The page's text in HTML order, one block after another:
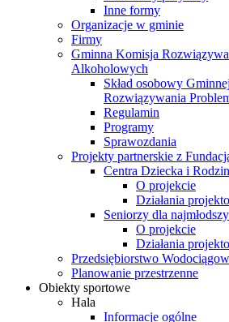
Inne formy
Organizacje w gminie
Firmy
Gminna Komisja
Alkoholowych
Skład osobowy
Rozwiązywania
Regulamin
Programy
Sprawozdania
Projekty partnerskie z
Centra Dziecka i
O projekcie
Działania
Seniorzy dla
O projekcie
Działania
Przedsiębiorstwo
Planowanie przestrzenne
Obiekty sportowe
Hala
Informacje ogólne